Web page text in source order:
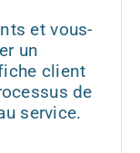
et vous-
un
client
de
service.